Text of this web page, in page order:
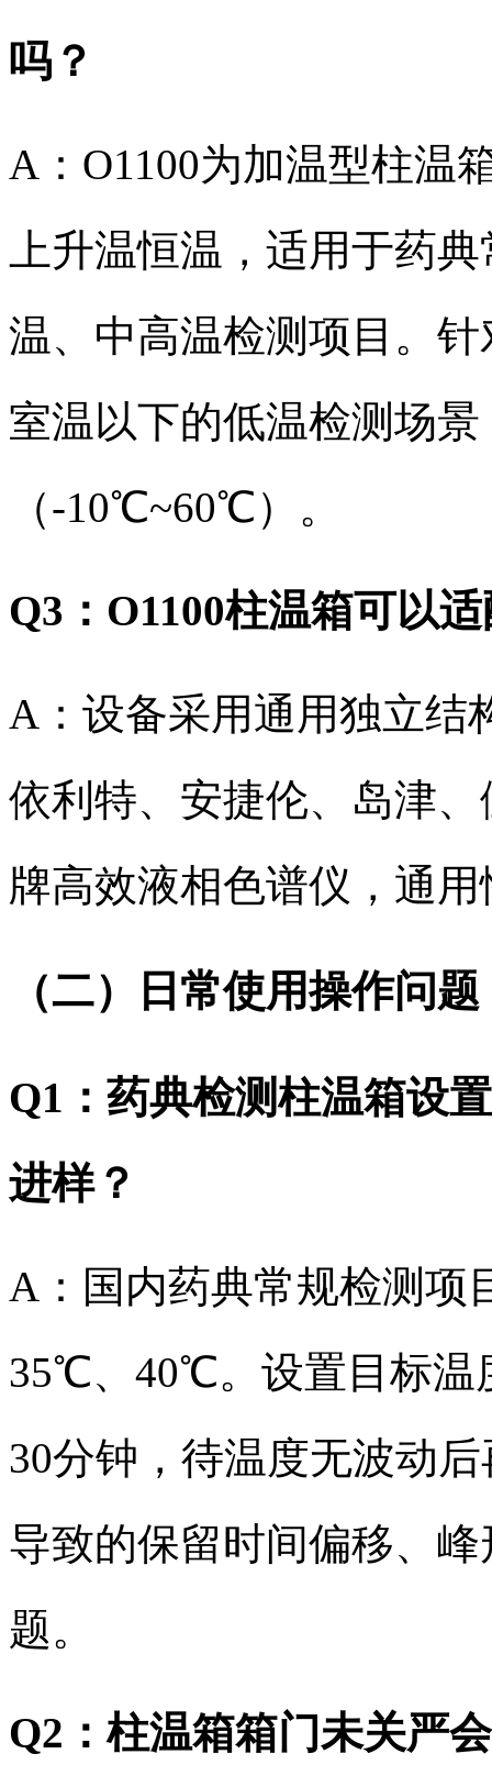
吗？
A：O1100为加温型柱温
上升温恒温，适用于药
温、中高温检测项目。
室温以下的低温检测场
（-10℃~60℃）。
Q3：O1100柱温箱可以
A：设备采用通用独立结
依利特、安捷伦、岛津
牌高效液相色谱仪，通
（二）日常使用操作问题
Q1：药典检测柱温箱设
进样？
A：国内药典常规检测
35℃、40℃。设置目标温
30分钟，待温度无波动
导致的保留时间偏移、
题。
Q2：柱温箱箱门未关严